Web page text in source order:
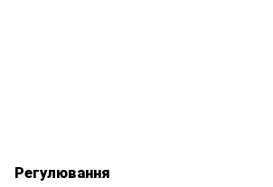
Регулювання